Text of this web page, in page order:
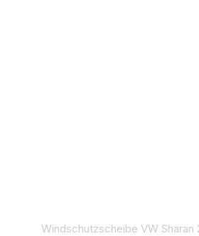
Windschutzscheibe VW Sharan